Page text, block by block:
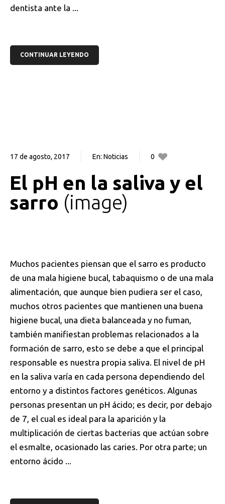
dentista ante la ...
CONTINUAR LEYENDO
17 de agosto, 2017 En: Noticias
0
El pH en la saliva y el
sarro
image
Muchos pacientes piensan que el sarro es producto
de una mala higiene bucal, tabaquismo o de una mala
alimentación, que aunque bien pudiera ser el caso,
muchos otros pacientes que mantienen una buena
higiene bucal, una dieta balanceada y no fuman,
también manifiestan problemas relacionados a la
formación de sarro, esto se debe a que el principal
responsable es nuestra propia saliva. El nivel de pH
en la saliva varía en cada persona dependiendo del
entorno y a distintos factores genéticos. Algunas
personas presentan un pH ácido; es decir, por debajo
de 7, el cual es ideal para la aparición y la
multiplicación de ciertas bacterias que actúan sobre
el esmalte, ocasionado las caries. Por otra parte; un
entorno ácido ...